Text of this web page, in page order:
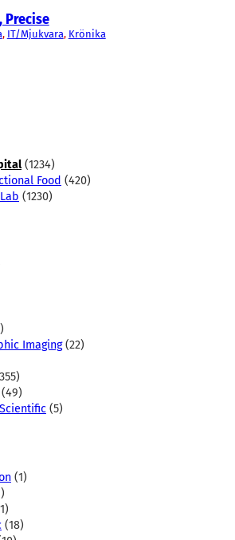
Precise
, IT/Mjukvara, Krönika
(1234)
Food (420)
(1230)
Imaging(22)
(49)
(5)
(1)
(18)